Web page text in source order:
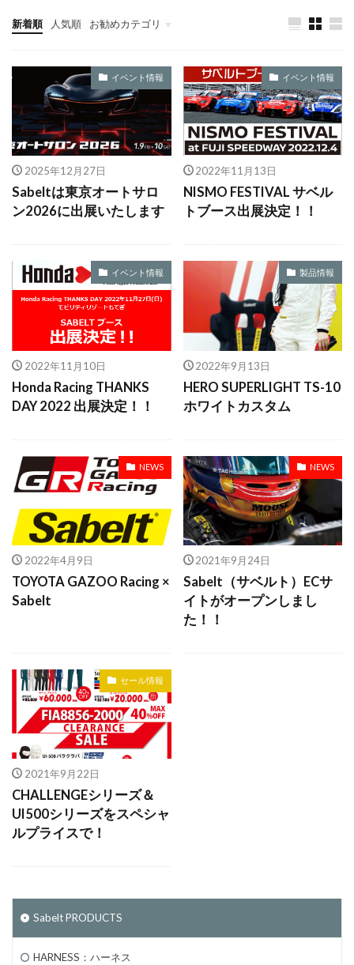
新着順 人気順 お勧めカテゴリ
未分類
イベント情報
2025年12月27日
Sabeltは東京オートサロ
ン2026に出展いたします
イベント情報
2022年11月13日
NISMO FESTIVAL サベル
トブース出展決定！！
イベント情報
2022年11月10日
Honda Racing THANKS
DAY 2022 出展決定！！
製品情報
2022年9月13日
HERO SUPERLIGHT TS-10
ホワイトカスタム
NEWS
2022年4月9日
TOYOTA GAZOO Racing ×
Sabelt
NEWS
2021年9月24日
Sabelt（サベルト）ECサ
イトがオープンしまし
た！！
セール情報
2021年9月22日
CHALLENGEシリーズ＆
UI500シリーズをスペシャ
ルプライスで！
Sabelt PRODUCTS
HARNESS：ハーネス